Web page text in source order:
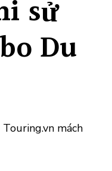
sử
Du
mách